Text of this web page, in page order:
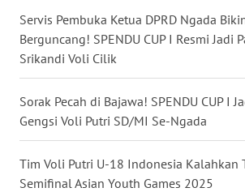
Servis Pembuka Ketua DPRD Ngada
Berguncang! SPENDU CUP I Resmi Jadi
Srikandi Voli Cilik
Sorak Pecah di Bajawa! SPENDU CUP I
Gengsi Voli Putri SD/MI Se-Ngada
Tim Voli Putri U-18 Indonesia Kalahkan
Semifinal Asian Youth Games 2025
WN
SULUT
WN
MALUT